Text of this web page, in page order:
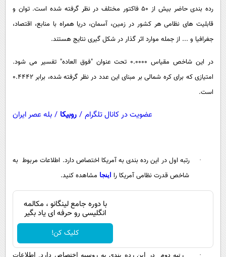
گوناگون
سیاست خارجی
آشپزی
دانلود
رده بندی حاضر بیش از 50 فاکتور مختلف در نظر گرفته شده است. توان و
قابلیت های نظامی هر کشور در زمین، آسمان، دریا همراه با منابع، اقتصاد،
جغرافیا و ... از جمله موارد اثر گذار در شکل گیری نتایج هستند.
در این شاخص مقیاس 0.0000 تحت عنوان "فوق العاده" تفسیر می شود.
امتیازی که برای کره شمالی بر مبنای این عدد در نظر گرفته شده، برابر 0.4442
است.
عضویت در کانال تلگرام / روبیکا / بله عصر ایران
·
رتبه اول در این رده بندی به آمریکا اختصاص دارد. اطلاعات مربوط به
شاخص قدرت نظامی آمریکا را
اینجا مشاهده کنید.
با دوره جامع لینگانو ، مکالمه
انگلیسی رو حرفه ای یاد بگیر
کلیک کن!
·
رتبه دوم در این رده بندی به روسیه اختصاص دارد. اطلاعات